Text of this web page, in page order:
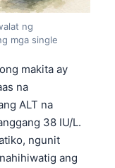
ng
mga single
makita ay
na
ALT na
38 IU/L.
ngunit
ang